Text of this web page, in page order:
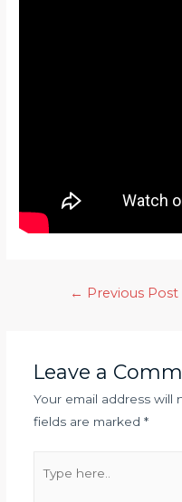
← Previous Post
Leave a
Your email address will
fields are marked *